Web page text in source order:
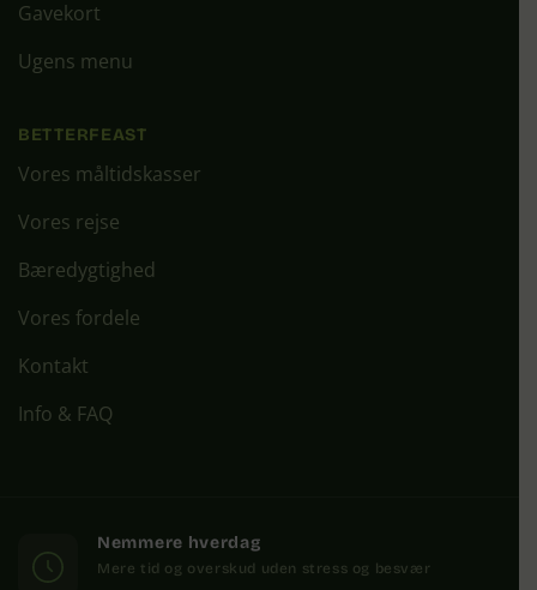
Gavekort
Ugens menu
BETTERFEAST
Vores måltidskasser
Vores rejse
Bæredygtighed
Vores fordele
Kontakt
Info & FAQ
Nemmere hverdag
Mere tid og overskud uden stress og besvær